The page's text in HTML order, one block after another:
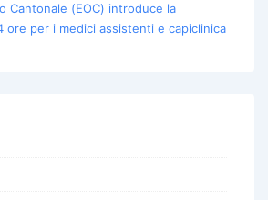
Cantonale (EOC) introduce la
ore per i medici assistenti e capiclinica